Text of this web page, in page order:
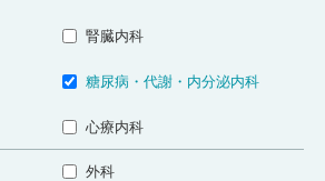
腎臓内科
糖尿病・代謝・内分泌内科
心療内科
外科